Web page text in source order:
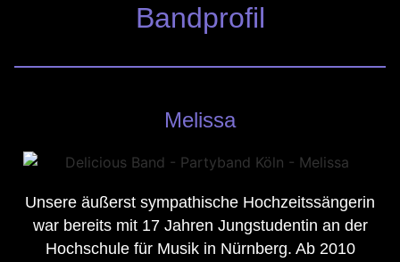
Bandprofil
Melissa
Unsere äußerst sympathische Hochzeitssängerin
war bereits mit 17 Jahren Jungstudentin an der
Hochschule für Musik in Nürnberg. Ab 2010